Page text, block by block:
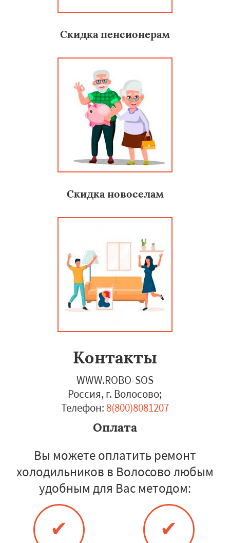
Скидка пенсионерам
Скидка новоселам
Контакты
WWW.ROBO-SOS
Россия, г. Волосово;
Телефон: 8(800)8081207
Оплата
Вы можете оплатить ремонт
холодильников в Волосово любым
удобным для Вас методом:
✔ ✔